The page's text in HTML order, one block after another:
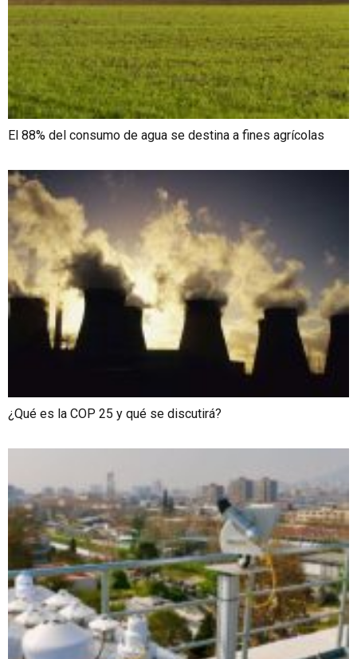
El 88% del consumo de agua se destina a fines agrícolas
¿Qué es la COP 25 y qué se discutirá?